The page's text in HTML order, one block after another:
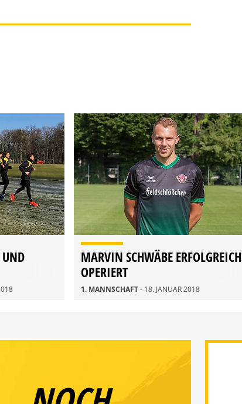
MARVIN SCHWÄBE ERFOLGREICH
OPERIERT
1. MANNSCHAFT- 18. JANUAR 2018